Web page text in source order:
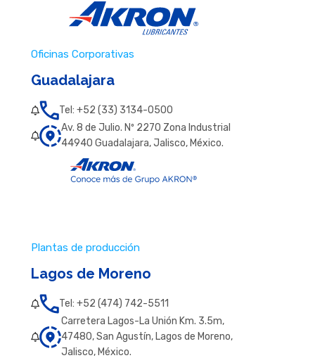
Oficinas Corporativas
Guadalajara
Tel: +52 (33) 3134-0500
Av. 8 de Julio. Nº 2270 Zona Industrial
44940 Guadalajara, Jalisco, México.
Plantas de producción
Lagos de Moreno
Tel: +52 (474) 742-5511
Carretera Lagos-La Unión Km. 3.5m,
47480, San Agustín, Lagos de Moreno,
Jalisco, México.